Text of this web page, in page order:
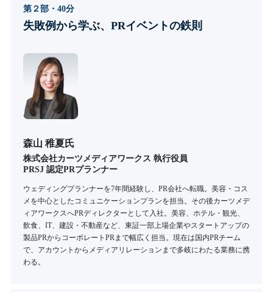
第２部・40分
失敗例から学ぶ、PRイベントの鉄則
森山 稚夏氏
株式会社カーツメディアワークス 執行役員
PRSJ 認定PRプランナー
ウェディングプランナーを7年間経験し、PR会社へ転職。美容・コス
メを中心としたコミュニケーションプランを担当。その後カーツメデ
ィアワークスへPRディレクターとして入社。美容、ホテル・観光、
飲食、IT、建設・不動産など、東証一部上場企業やスタートアップの
製品PRからコーポレートPRまで幅広く担当。現在は国内PRチーム
で、アカウントからメディアリレーションまで多岐にわたる業務に携
わる。